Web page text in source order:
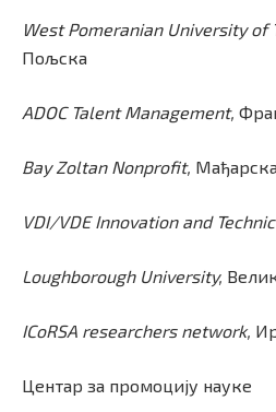
West Pomeranian University of
Пољска
ADOC Talent Management,
Bay Zoltan Nonprofit, Мађарска
VDI/VDE Innovation and
Loughborough University,
ICoRSA researchers network,
Центар за промоцију науке